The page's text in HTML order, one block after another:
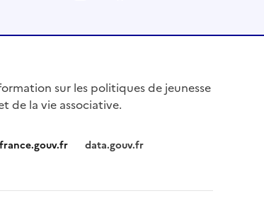
sur les politiques de jeunesse
de la vie associative.
data.gouv.fr